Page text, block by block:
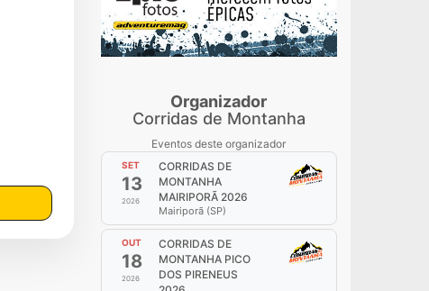
Organizador
Corridas de Montanha
Eventos deste organizador
SET
13
2026
CORRIDAS DE
MONTANHA
MAIRIPORÃ 2026
Mairiporã (SP)
OUT
18
2026
CORRIDAS DE
MONTANHA PICO
DOS PIRENEUS